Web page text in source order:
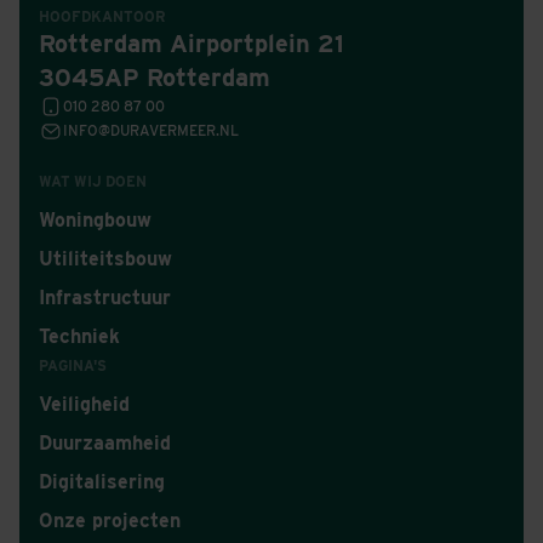
WAT WIJ DOEN
Woningbouw
Utiliteitsbouw
Infrastructuur
Techniek
PAGINA'S
Veiligheid
Duurzaamheid
Digitalisering
Onze projecten
HOOFDKANTOOR
Rotterdam Airportplein 21
3045AP Rotterdam
010 280 87 00
INFO@DURAVERMEER.NL